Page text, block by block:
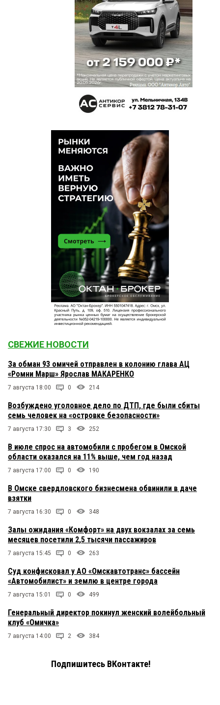
СВЕЖИЕ НОВОСТИ
За обман 93 омичей отправлен в колонию глава АЦ
«Ромни Марш» Ярослав МАКАРЕНКО
7 августа 18:00 0 214
Возбуждено уголовное дело по ДТП, где были сбиты
семь человек на «островке безопасности»
7 августа 17:30 3 252
В июле спрос на автомобили с пробегом в Омской
области оказался на 11% выше, чем год назад
7 августа 17:00 0 190
В Омске свердловского бизнесмена обвинили в даче
взятки
7 августа 16:30 0 348
Залы ожидания «Комфорт» на двух вокзалах за семь
месяцев посетили 2,5 тысячи пассажиров
7 августа 15:45 0 263
Суд конфисковал у АО «Омскавтотранс» бассейн
«Автомобилист» и землю в центре города
7 августа 15:01 0 499
Генеральный директор покинул женский волейбольный
клуб «Омичка»
7 августа 14:00 2 384
Подпишитесь ВКонтакте!